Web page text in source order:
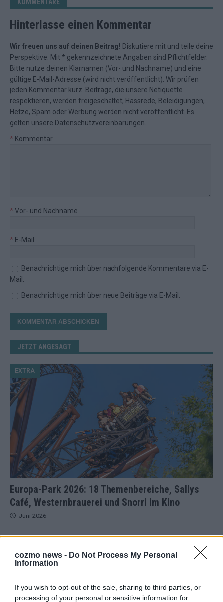
cozmo news - Do Not Process My Personal
Information
If you wish to opt-out of the sale, sharing to third parties, or
processing of your personal or sensitive information for
KOMMENTARE
Hinterlasse einen Kommentar
Wir freuen uns auf deinen Beitrag! Diskutiere mit und teile deine
Perspektive. Mit * gekennzeichnete Angaben sind Pflichtfelder.
Bitte nutze deinen Klarnamen (Vor- und Nachname) und eine
gültige E-Mail-Adresse (wird nicht veröffentlicht). Wir prüfen
jeden Kommentar kurz. Beiträge, die unsere Netiquette
respektieren, werden freigeschaltet; Hassrede, Beleidigungen,
Hetze, Spam oder Werbung werden nicht veröffentlicht. Es
gelten unsere Datenschutzvereinbarungen
* Kommentar
* Vor- und Nachname
* E-Mail
Benachrichtige mich über nachfolgende Kommentare via E-
Mail.
Benachrichtige mich über neue Beiträge via E-Mail.
JETZT ANGESAGT
Europa-Park 2026: 18 Themenbereiche, Sallys
Café, Westernbrauerei und Snorri im Kino
EXTRA
Juni 2026